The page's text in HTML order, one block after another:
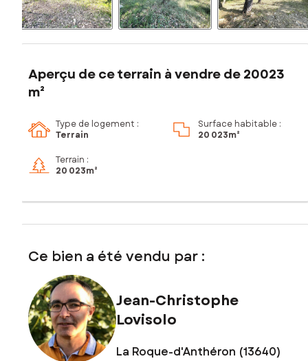
Aperçu de ce terrain à vendre de 20023
m²
Type de logement :
Terrain
Surface habitable :
20 023m²
Terrain :
20 023m²
Ce bien a été vendu par :
Jean-Christophe
Lovisolo
La Roque-d'Anthéron (13640)